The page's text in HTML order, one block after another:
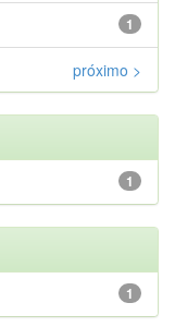
1
próximo >
1
1